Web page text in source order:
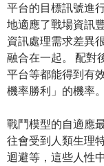
平台的目標訊號進
地適應了戰場資訊
資訊處理需求差異
融合在一起。 配對
平台等都能得到有
機率勝利」的機率。
戰鬥模型的自適應
往會受到人類生理
迴避等，這些人性